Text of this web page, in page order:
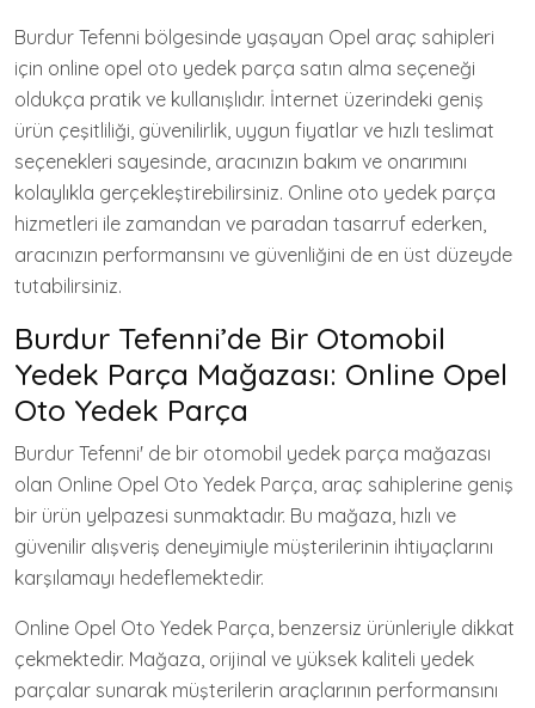
Burdur Tefenni bölgesinde yaşayan Opel araç sahipleri
için online opel oto yedek parça satın alma seçeneği
oldukça pratik ve kullanışlıdır. İnternet üzerindeki geniş
ürün çeşitliliği, güvenilirlik, uygun fiyatlar ve hızlı teslimat
seçenekleri sayesinde, aracınızın bakım ve onarımını
kolaylıkla gerçekleştirebilirsiniz. Online oto yedek parça
hizmetleri ile zamandan ve paradan tasarruf ederken,
aracınızın performansını ve güvenliğini de en üst düzeyde
tutabilirsiniz.
Burdur Tefenni’de Bir Otomobil
Yedek Parça Mağazası: Online Opel
Oto Yedek Parça
Burdur Tefenni' de bir otomobil yedek parça mağazası
olan Online Opel Oto Yedek Parça, araç sahiplerine geniş
bir ürün yelpazesi sunmaktadır. Bu mağaza, hızlı ve
güvenilir alışveriş deneyimiyle müşterilerinin ihtiyaçlarını
karşılamayı hedeflemektedir.
Online Opel Oto Yedek Parça, benzersiz ürünleriyle dikkat
çekmektedir. Mağaza, orijinal ve yüksek kaliteli yedek
parçalar sunarak müşterilerin araçlarının performansını